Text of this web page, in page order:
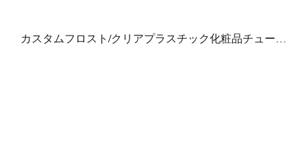
カスタムフロスト/クリアプラスチック化粧品チューブ